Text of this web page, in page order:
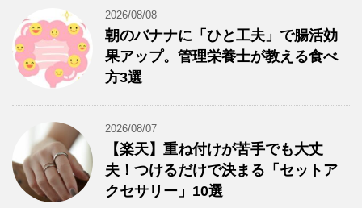
2026/08/08
朝のバナナに「ひと工夫」で腸活効
果アップ。管理栄養士が教える食べ
方3選
2026/08/07
【楽天】重ね付けが苦手でも大丈
夫！つけるだけで決まる「セットア
クセサリー」10選